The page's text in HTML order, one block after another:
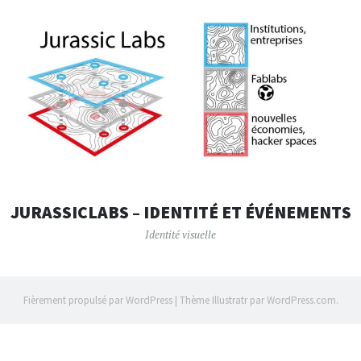
JURASSICLABS – IDENTITÉ ET ÉVÉNEMENTS
Identité visuelle
Fièrement propulsé par WordPress | Thème Illustratr parWordPress.com.